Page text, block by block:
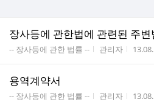
장사등에 관한법에 관련된 주변
게시판명
-- 장사등에 관한 법률 -- 작성자
관리자 작성
용역계약서
게시판명
-- 장사등에 관한 법률 -- 작성자
관리자 작성